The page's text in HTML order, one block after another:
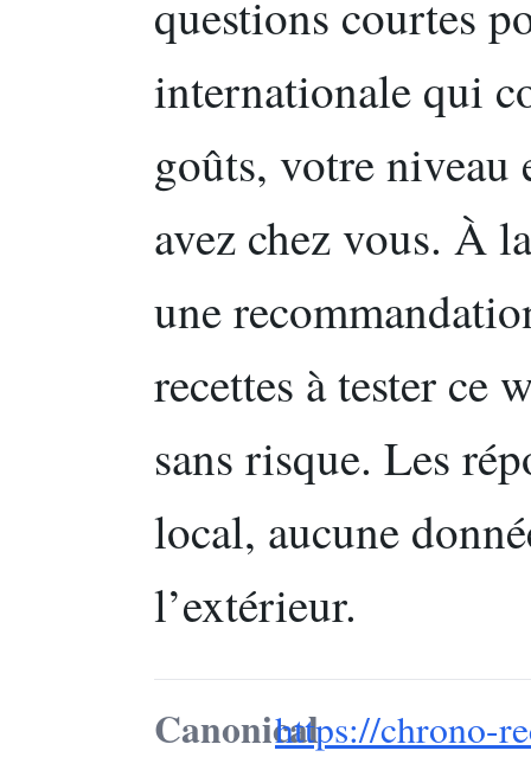
questions courtes
internationale qui
goûts, votre niveau
avez chez vous. À
une
recettes à tester ce
sans risque. Les
local, aucune
l’extérieur.
Canonicalhttps://chrono-